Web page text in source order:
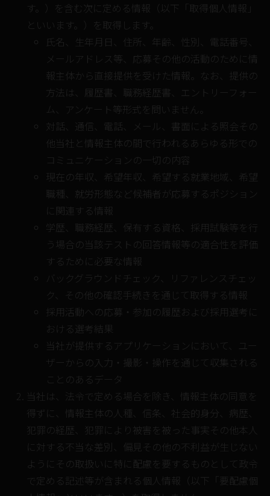
す。）を含む次に定める情報（以下「取得個人情報」
といいます。）を取得します。
氏名、生年月日、住所、年齢、性別、電話番号、
メールアドレス等、応募その他の活動のために情
報主体から直接提供を受けた情報。なお、提供の
方法は、履歴書、職務経歴書、エントリーフォー
ム、アンケート等形式を問いません。
対話、通信、電話、メール、書面による照会その
他当社と情報主体の間で行われるあらゆる形での
コミュニケーションの一切の内容
現在の年収、希望年収、希望する就業地域、希望
職種、就労形態など候補者が応募するポジション
に関連する情報
学歴、職務経歴、保有する資格、採用試験等を行
う場合の当該テストの回答情報等の適合性を評価
するために必要な情報
バックグラウンドチェック、リファレンスチェッ
ク、その他の確認手続きを通じて取得する情報
採用活動への応募・参加の履歴および採用選考に
おける選考結果
当社が提供するアプリケーションにおいて、ユー
ザーからの入力・撮影・操作を通じて収集される
ことのあるデータ
当社は、法令で定める場合を除き、情報主体の同意を
得ずに、情報主体の人種、信条、社会的身分、病歴、
犯罪の経歴、犯罪により被害を被った事実その他本人
に対する不当な差別、偏見その他の不利益が生じない
ようにその取扱いに特に配慮を要するものとして政令
で定める記述等が含まれる個人情報（以下「要配慮個